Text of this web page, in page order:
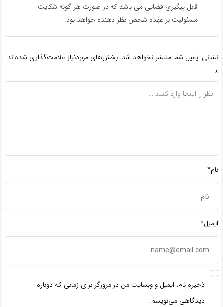
قابل پیگیری قضایی می باشد که در صورت هر گونه شکایت
مسئولیت بر عهده شخص نظر دهنده خواهد بود.
نشانی ایمیل شما منتشر نخواهد شد. بخش‌های موردنیاز علامت‌گذاری شده‌اند
*
نام*
ایمیل*
ذخیره نام، ایمیل و وبسایت من در مرورگر برای زمانی که دوباره
دیدگاهی می‌نویسم.